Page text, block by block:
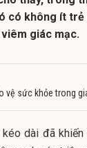
có không ít
giác mạc.
vệ sức khỏe trong
dài đã